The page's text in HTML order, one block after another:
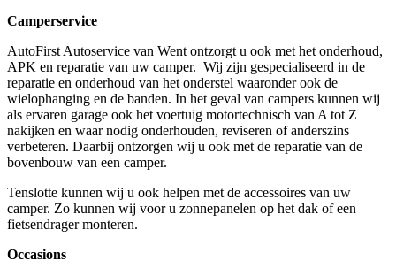
Camperservice
AutoFirst Autoservice van Went ontzorgt u ook met het onderhoud,
APK en reparatie van uw camper. Wij zijn gespecialiseerd in de
reparatie en onderhoud van het onderstel waaronder ook de
wielophanging en de banden. In het geval van campers kunnen wij
als ervaren garage ook het voertuig motortechnisch van A tot Z
nakijken en waar nodig onderhouden, reviseren of anderszins
verbeteren. Daarbij ontzorgen wij u ook met de reparatie van de
bovenbouw van een camper.
Tenslotte kunnen wij u ook helpen met de accessoires van uw
camper. Zo kunnen wij voor u zonnepanelen op het dak of een
fietsendrager monteren.
Occasions